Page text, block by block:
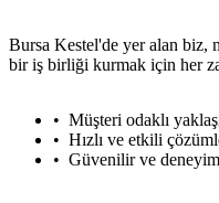
Bursa Kestel'de yer alan biz,
bir iş birliği kurmak için her
Müşteri odaklı
Hızlı ve etkili
Güvenilir ve